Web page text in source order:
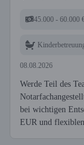
45.000 - 60.000
08.08.2026
Werde Teil des
bei wichtigen
EUR und